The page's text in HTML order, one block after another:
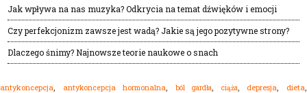
Jak wpływa na nas muzyka? Odkrycia na temat dźwięków i emocji
Czy perfekcjonizm zawsze jest wadą? Jakie są jego pozytywne strony?
Dlaczego śnimy? Najnowsze teorie naukowe o snach
antykoncepcja antykoncepcja hormonalna ból gardła ciąża depresja ,dieta